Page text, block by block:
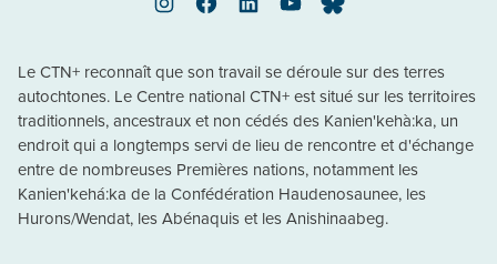
InstagramFacebookLinkedInYouTubeBluesky
Le CTN+ reconnaît que son travail se déroule sur des terres
autochtones. Le Centre national CTN+ est situé sur les territoires
traditionnels, ancestraux et non cédés des Kanien'kehà:ka, un
endroit qui a longtemps servi de lieu de rencontre et d'échange
entre de nombreuses Premières nations, notamment les
Kanien'kehá:ka de la Confédération Haudenosaunee, les
Hurons/Wendat, les Abénaquis et les Anishinaabeg.